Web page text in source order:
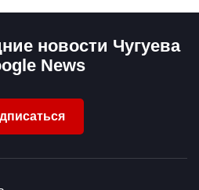
новости Чугуева
News